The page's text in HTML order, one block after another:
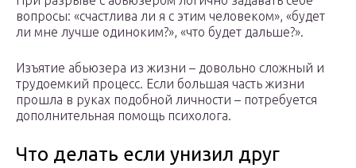
вопросы: «счастлива ли я с этим человеком», «будет
ли мне лучше одиноким?», «что будет дальше?».
Изъятие абьюзера из жизни – довольно сложный и
трудоемкий процесс. Если большая часть жизни
прошла в руках подобной личности – потребуется
дополнительная помощь психолога.
Что делать если унизил друг